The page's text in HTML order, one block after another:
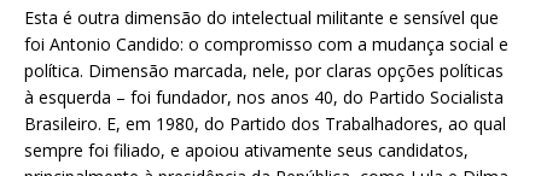
Esta é outra dimensão do intelectual militante e sensível que
foi Antonio Candido: o compromisso com a mudança social e
política. Dimensão marcada, nele, por claras opções políticas
à esquerda – foi fundador, nos anos 40, do Partido Socialista
Brasileiro. E, em 1980, do Partido dos Trabalhadores, ao qual
sempre foi filiado, e apoiou ativamente seus candidatos,